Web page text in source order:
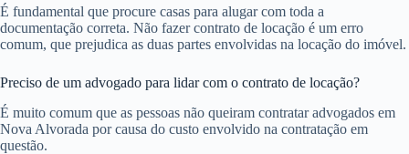
É fundamental que procure casas para alugar com toda a
documentação correta. Não fazer contrato de locação é um erro
comum, que prejudica as duas partes envolvidas na locação do imóvel.
Preciso de um advogado para lidar com o contrato de locação?
É muito comum que as pessoas não queiram contratar advogados em
Nova Alvorada por causa do custo envolvido na contratação em
questão.